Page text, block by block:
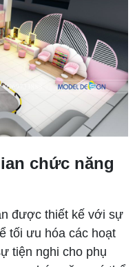
chức năng
được thiết kế với sự
tối ưu hóa các hoạt
tiện nghi cho phụ